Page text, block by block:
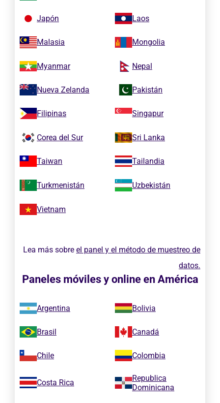
Japón Laos
Malasia Mongolia
Myanmar Nepal
Nueva Zelanda Pakistán
Filipinas Singapur
Corea del Sur Sri Lanka
Taiwan Tailandia
Turkmenistán Uzbekistán
Vietnam
Lea más sobre el panel y el método de muestreo de
datos.
Paneles móviles y online en América
Argentina Bolivia
Brasil Canadá
Chile Colombia
Costa Rica
Republica
Dominicana